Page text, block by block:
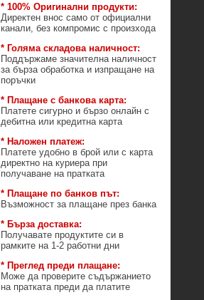
* 100% Оригинални продукти:
Директен внос само от официални
канали, без компромис с произхода
* Голяма складова наличност:
Поддържаме значителна наличност
за бърза обработка и изпращане на
поръчки
* Плащане с банкова карта:
Платете сигурно и бързо онлайн с
дебитна или кредитна карта
* Наложен платеж:
Платете удобно в брой или с карта
директно на куриера при
получаване на пратката
* Плащане по банков път:
Възможност за плащане през банка
* Бърза доставка:
Получавате продуктите си в
рамките на 1-2 работни дни
* Преглед преди плащане:
Може да проверите съдържанието
на пратката преди да платите